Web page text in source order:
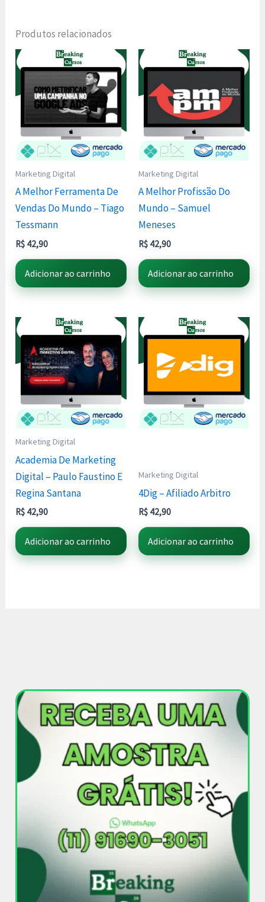
Produtos relacionados
Marketing Digital
A Melhor Ferramenta De
Vendas Do Mundo – Tiago
Tessmann
R$ 42,90
Adicionar ao carrinho
Marketing Digital
A Melhor Profissão Do
Mundo – Samuel
Meneses
R$ 42,90
Adicionar ao carrinho
Marketing Digital
Academia De Marketing
Digital – Paulo Faustino E
Regina Santana
R$ 42,90
Adicionar ao carrinho
Marketing Digital
4Dig – Afiliado Arbitro
R$ 42,90
Adicionar ao carrinho